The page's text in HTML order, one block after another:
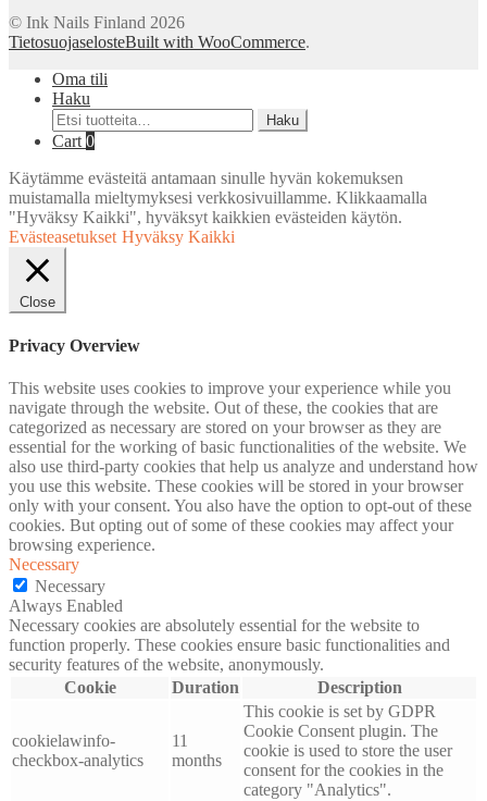
© Ink Nails Finland 2026
TietosuojaselosteBuilt with WooCommerce.
Oma tili
Haku
Etsi:
Haku
Cart 0
Käytämme evästeitä antamaan sinulle hyvän kokemuksen
muistamalla mieltymyksesi verkkosivuillamme. Klikkaamalla
"Hyväksy Kaikki", hyväksyt kaikkien evästeiden käytön.
Evästeasetukset Hyväksy Kaikki
Close
Privacy Overview
This website uses cookies to improve your experience while you
navigate through the website. Out of these, the cookies that are
categorized as necessary are stored on your browser as they are
essential for the working of basic functionalities of the website. We
also use third-party cookies that help us analyze and understand how
you use this website. These cookies will be stored in your browser
only with your consent. You also have the option to opt-out of these
cookies. But opting out of some of these cookies may affect your
browsing experience.
Necessary
Necessary
Always Enabled
Necessary cookies are absolutely essential for the website to
function properly. These cookies ensure basic functionalities and
security features of the website, anonymously.
Cookie
Duration Description
cookielawinfo-
checkbox-analytics
11
months
This cookie is set by GDPR
Cookie Consent plugin. The
cookie is used to store the user
consent for the cookies in the
category "Analytics".